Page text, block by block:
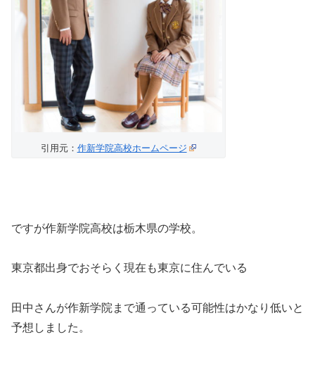
引用元： 作新学院高校ホームページ
ですが作新学院高校は栃木県の学校。
東京都出身でおそらく現在も東京に住んでいる
田中さんが作新学院まで通っている可能性はかなり低いと
予想しました。